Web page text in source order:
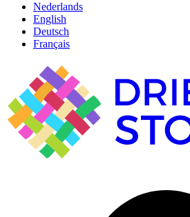
Nederlands
English
Deutsch
Français